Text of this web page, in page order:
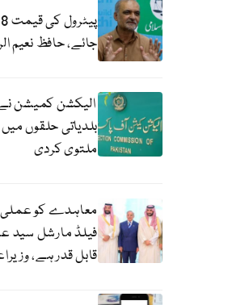
جائے، حافظ نعیم
ملتوی کردی
معاہدے کو
فیلڈ مارشل سید
قابل قدر ہے،